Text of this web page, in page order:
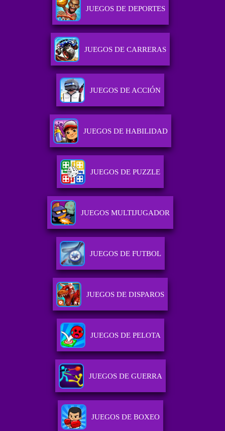
JUEGOS DE DEPORTES
JUEGOS DE CARRERAS
JUEGOS DE ACCIÓN
JUEGOS DE HABILIDAD
JUEGOS DE PUZZLE
JUEGOS MULTIJUGADOR
JUEGOS DE FUTBOL
JUEGOS DE DISPAROS
JUEGOS DE PELOTA
JUEGOS DE GUERRA
JUEGOS DE BOXEO